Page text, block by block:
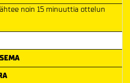
noin 15 minuuttia ottelun